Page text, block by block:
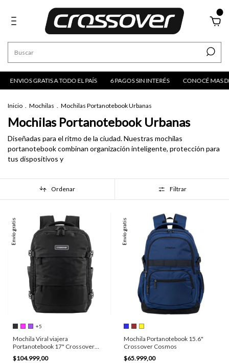
A TODO EL PAÍS 6 PAGOS SIN INTERÉS CONOCÉ MAS DE LA MARCA
Inicio Mochilas Mochilas Portanotebook Urbanas
Mochilas Portanotebook Urbanas
Diseñadas para el ritmo de la ciudad. Nuestras mochilas
portanotebook combinan organización inteligente, protección para
tus dispositivos y
Ordenar Filtrar
Envío gratis
+5
Mochila Viral viajera
Portanotebook 17" Crossover
Frida
$104.999,00
Envío gratis
Mochila Portanotebook 15.6"
Crossover Cosmos
$65.999,00